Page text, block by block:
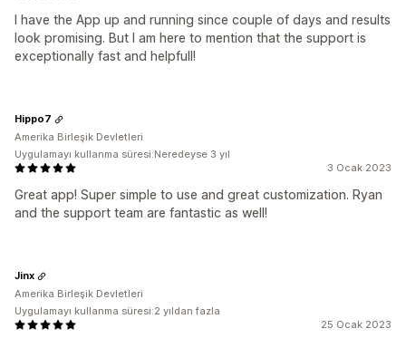
I have the App up and running since couple of days and results
look promising. But I am here to mention that the support is
exceptionally fast and helpfull!
3 Ocak 2023
Great app! Super simple to use and great customization. Ryan
and the support team are fantastic as well!
Hippo7
Amerika Birleşik Devletleri
Uygulamayı kullanma süresi:Neredeyse 3 yıl
25 Ocak 2023
Jinx
Amerika Birleşik Devletleri
Uygulamayı kullanma süresi:2 yıldan fazla